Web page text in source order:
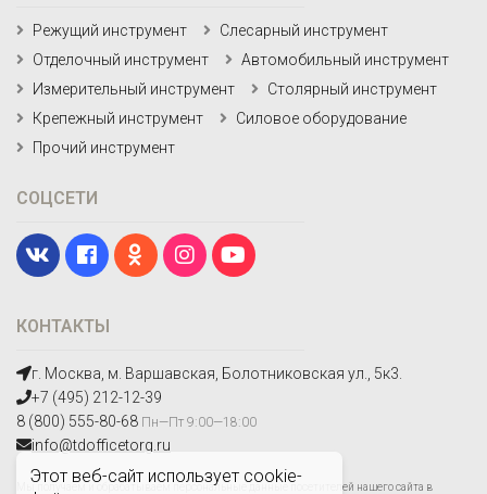
Этот веб-сайт использует cookie-
КОНТАКТЫ
г. Москва, м. Варшавская, Болотниковская ул., 5к3.
+7 (495) 212-12-39
8 (800) 555-80-68 Пн—Пт 9:00—18:00
info@tdofficetorg.ru
Мы получаем и обрабатываем персональные данные посетителей нашего сайта в
Режущий инструмент
Слесарный инструмент
Отделочный инструмент
Автомобильный инструмент
Измерительный инструмент
Столярный инструмент
Крепежный инструмент
Силовое оборудование
Прочий инструмент
СОЦСЕТИ